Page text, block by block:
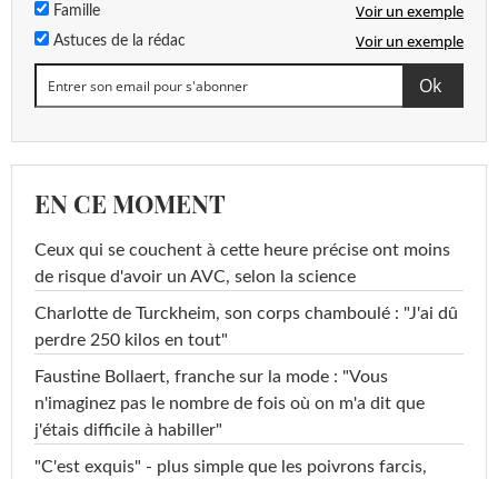
Famille Voir un exemple
Astuces de la rédac Voir un exemple
EN CE MOMENT
Ceux qui se couchent à cette heure précise ont moins
de risque d'avoir un AVC, selon la science
Charlotte de Turckheim, son corps chamboulé : "J'ai dû
perdre 250 kilos en tout"
Faustine Bollaert, franche sur la mode : "Vous
n'imaginez pas le nombre de fois où on m'a dit que
j'étais difficile à habiller"
"C'est exquis" - plus simple que les poivrons farcis,